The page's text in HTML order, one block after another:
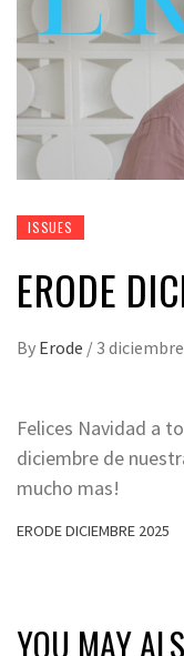
ISSUES
ERODE
By Erode / 3
Felices Navidad a
diciembre de
mucho mas!
ERODE DICIEMBRE 2025
YOU MAY